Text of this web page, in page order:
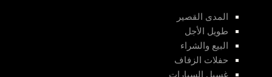
المدى القصير
طويل الأجل
البيع والشراء
حفلات الزفاف